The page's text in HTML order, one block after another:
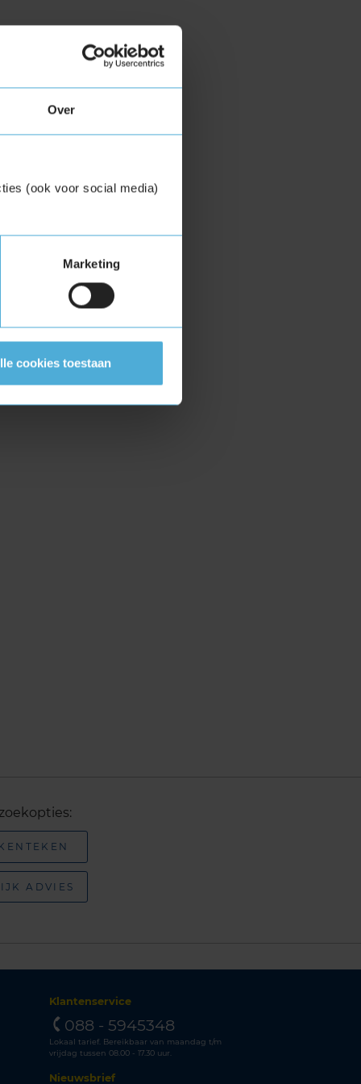
Over
(ook voor social media)
Marketing
cookies toestaan
ADVIES
Klantenservice
088 - 5945348
Lokaal tarief. Bereikbaar van maandag t/m
vrijdag tussen 08.00 - 17.30 uur.
Nieuwsbrief